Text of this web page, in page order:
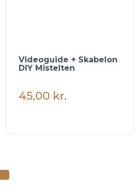
Videoguide + Skabelon
DIY Mistelten
45,00 kr.